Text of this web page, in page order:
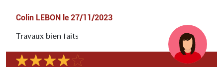
Colin LEBON le 27/11/2023
Travaux bien faits